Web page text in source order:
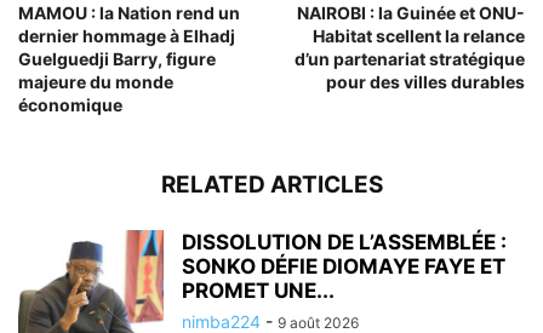
MAMOU : la Nation rend un
dernier hommage à Elhadj
Guelguedji Barry, figure
majeure du monde
économique
NAIROBI : la Guinée et ONU-
Habitat scellent la relance
d’un partenariat stratégique
pour des villes durables
RELATED ARTICLES
DISSOLUTION DE L’ASSEMBLÉE :
SONKO DÉFIE DIOMAYE FAYE ET
PROMET UNE...
nimba224 - 9 août 2026